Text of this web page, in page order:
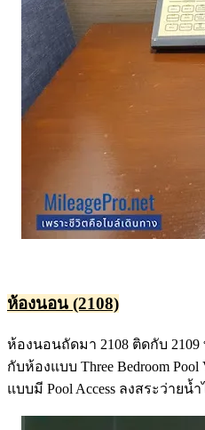
ห้องนอน (2108)
ห้องนอนถัดมา 2108 ติดกับ
กับห้องแบบ Three Bedroom
แบบมี Pool Access ลงสระว่ายน้